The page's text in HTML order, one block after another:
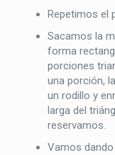
Repetimos el
Sacamos la
forma
porciones
una porción,
un rodillo y
larga del
reservamos.
Vamos